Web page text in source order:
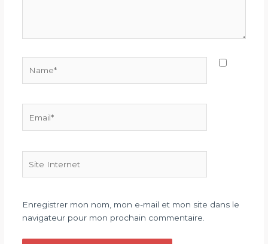
Internet
Enregistrer mon nom, mon e-mail et mon site dans le
navigateur pour mon prochain commentaire.